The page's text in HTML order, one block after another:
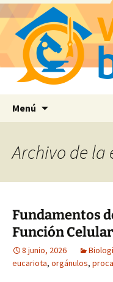
Menú
Archivo de
Fundamentos
Función Celular
8 junio, 2026
eucariota, orgánulos,